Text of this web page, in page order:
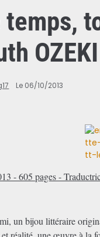
temps,
OZEKI
Le 06/10/2013
- 605 pages -
un bijou littéraire